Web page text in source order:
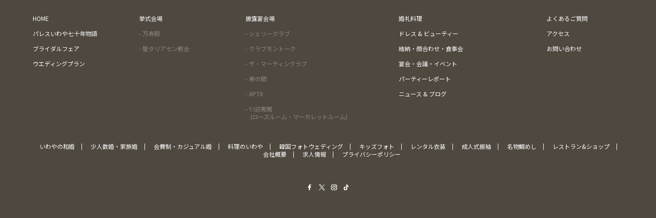
HOME
パレスいわや七十年物語
ブライダルフェア
ウエディングプラン
挙式会場
- 万寿殿
- 聖タリアセン教会
披露宴会場
- シェリークラブ
- クラブモントーク
- ザ・マーティンクラブ
- 寿の間
- APT8
- Y.I迎賓館
(ローズルーム・マーガレットルーム)
婚礼料理
ドレス & ビューティー
結納・顔合わせ・食事会
宴会・会議・イベント
パーティーレポート
ニュース & ブログ
よくあるご質問
アクセス
お問い合わせ
いわやの和婚 少人数婚・家族婚 会費制・カジュアル婚 料理のいわや 韓国フォトウェディング キッズフォト レンタル衣装 成人式振袖 名物鯛めし
レストラン&ショップ
会社概要
求人情報 プライバシーポリシー